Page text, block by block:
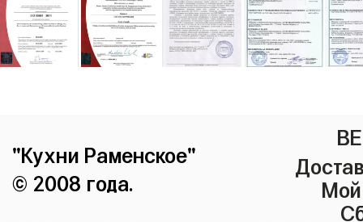
"Кухни Раменское"
© 2008 года.